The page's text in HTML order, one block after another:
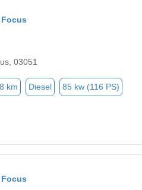
03051
km Diesel 85 kw (116 PS)